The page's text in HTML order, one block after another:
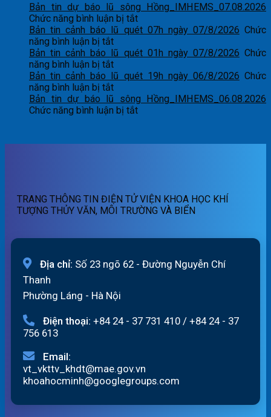
Bản tin dự báo lũ sông Hồng_IMHEMS_07.08.2026
Chức năng bình luận bị tắtở
Bản
dự
lũ
Hồng_IMHEMS_07.08.2026
Bản tin cảnh báo lũ quét 07h ngày 07/8/2026 Chức
năng bình luận bị tắtở
Bản
tin
cảnh
báo
lũ
quét
07/8/2026
Bản tin cảnh báo lũ quét 01h ngày 07/8/2026 Chức
năng bình luận bị tắtở
Bản
tin
cảnh
báo
01h
Bản tin cảnh báo lũ quét 19h ngày 06/8/2026 Chức
năng bình luận bị tắtở
Bản
tin
lũ
06/8/2026
Bản tin dự báo lũ sông Hồng_IMHEMS_06.08.2026
Chức năng bình luận bị tắtở
dự
TRANG THÔNG TIN ĐIỆN TỬ VIỆN KHOA HỌC KHÍ
TƯỢNG THỦY VĂN, MÔI TRƯỜNG VÀ BIỂN
Địa chỉ: Số 23 ngõ 62 - Đường Nguyễn Chí
Thanh
Phường Láng - Hà Nội
Điện thoại: +84 24 - 37 731 410 / +84 24 - 37
756 613
Email:
vt_vkttv_khdt@mae.gov.vn
khoahocminh@googlegroups.com